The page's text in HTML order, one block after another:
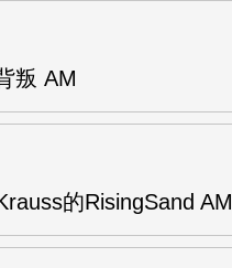
叛 AM
的RisingSand AM